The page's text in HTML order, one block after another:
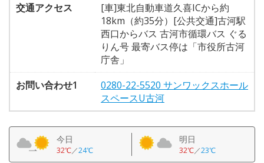
交通アクセス
[車]東北自動車道久喜ICから約
18km（約35分）[公共交通]古河駅
西口からバス 古河市循環バス ぐる
りん号 最寄バス停は「市役所古河
庁舎」
お問い合わせ1
0280-22-5520 サンワックスホール
スペースU古河
今日
32℃／24℃
明日
32℃／23℃